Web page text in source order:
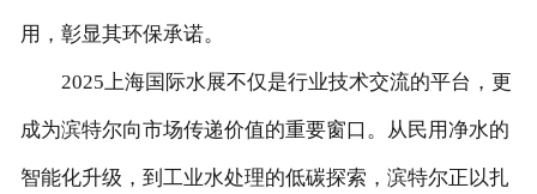
用，彰显其环保承诺。
2025上海国际水展不仅是行业技术交流的平台，更
成为滨特尔向市场传递价值的重要窗口。从民用净水的
智能化升级，到工业水处理的低碳探索，滨特尔正以扎